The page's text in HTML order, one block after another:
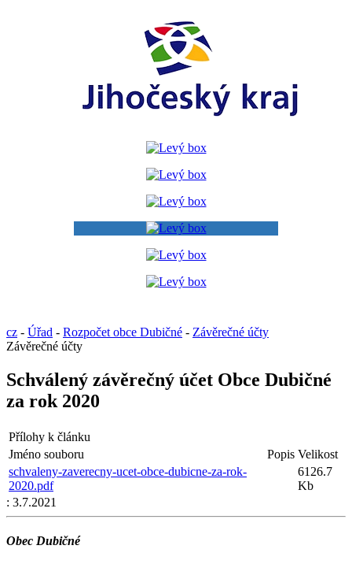
cz - Úřad - Rozpočet obce Dubičné - Závěrečné účty
Závěrečné účty
Schválený závěrečný účet Obce Dubičné
za rok 2020
Přílohy k článku
Jméno souboru
Popis Velikost
schvaleny-zaverecny-ucet-obce-dubicne-za-rok-
2020.pdf
6126.7
Kb
: 3.7.2021
Obec Dubičné